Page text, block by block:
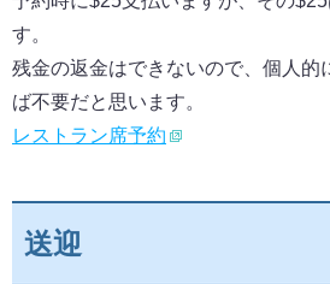
す。
残金の返金はできないので、個人的
ば不要だと思います。
レストラン席予約
送迎